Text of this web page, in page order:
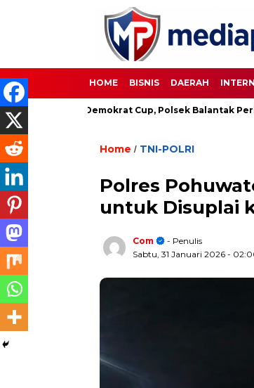
HOME BISNIS DAERAH
Demokrat Cup, Polsek Balantak Perketat
Home / TNI-POLRI
Polres
untuk Disuplai
Com
- Penulis
Sabtu, 31 Januari 2026 -